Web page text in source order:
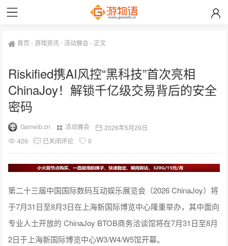
首页 -游戏资讯-活动展会- 正文
Riskified携AI风控“黑科技”首次亮相
ChinaJoy！解锁千亿级交易背后的安全
密码
Gameib.cn 活动展会
2026年5月29日
426
已关闭评论 0
第二十三届中国国际数码互动娱乐展览会（2026 ChinaJoy）将
于7月31日至8月3日在上海新国际博览中心隆重举办，其中面向
专业人士开放的 ChinaJoy BTOB商务洽谈馆将在7月31日至8月
2日于上海新国际博览中心W3/W4/W5馆开幕。